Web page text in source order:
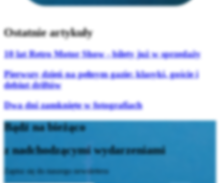
Ostatnie artykuły
10 lat Retro Motor Show - bilety już w sprzedaży
Pierwszy dzień na pełnym gazie: klasyki, goście i
debiut driftów
Dwa dni zamknięte w fotografiach
Bądź na bieżąco
z nadchodzącymi wydarzeniami
Zapisz się do naszego newslettera